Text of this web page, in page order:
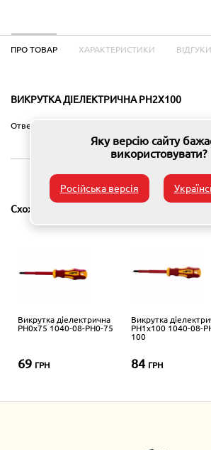
Яку версію сайту
використовувати?
Російська версія
ПРО ТОВАР ХАРАКТЕРИСТИКИ ВІДГУКИ
ВИКРУТКА ДІЕЛЕКТРИЧНА PH2X100
Отвертка диэлектрическая Sturm PH2x100
Схожі товари
Викрутка діелектрична
PH0x75 1040-08-PH0-75
69 ГРН
Викрутка
PH1x100 1040-08-
100
84 ГРН